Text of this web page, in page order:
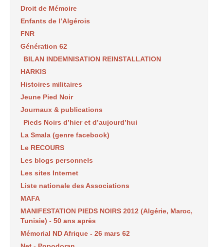
Droit de Mémoire
Enfants de l’Algérois
FNR
Génération 62
BILAN INDEMNISATION REINSTALLATION
HARKIS
Histoires militaires
Jeune Pied Noir
Journaux & publications
Pieds Noirs d’hier et d’aujourd’hui
La Smala (genre facebook)
Le RECOURS
Les blogs personnels
Les sites Internet
Liste nationale des Associations
MAFA
MANIFESTATION PIEDS NOIRS 2012 (Algérie, Maroc,
Tunisie) - 50 ans après
Mémorial ND Afrique - 26 mars 62